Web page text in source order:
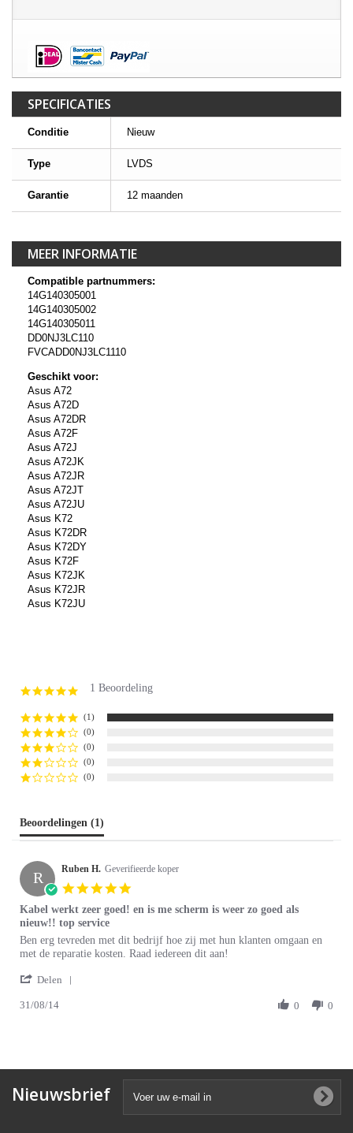
SPECIFICATIES
Conditie Nieuw
Type LVDS
Garantie 12 maanden
MEER INFORMATIE
Compatible partnummers:
14G140305001
14G140305002
14G140305011
DD0NJ3LC110
FVCADD0NJ3LC1110
Geschikt voor:
Asus A72
Asus A72D
Asus A72DR
Asus A72F
Asus A72J
Asus A72JK
Asus A72JR
Asus A72JT
Asus A72JU
Asus K72
Asus K72DR
Asus K72DY
Asus K72F
Asus K72JK
Asus K72JR
Asus K72JU
5.0
rating
1 Beoordeling
(1)
(0)
(0)
(0)
(0)
Beoordelingen (1)
R Ruben H. Geverifieerde koper
rating
Kabel werkt zeer goed! en is me scherm is weer zo goed als
nieuw!! top service
Review
by
H.
31
review
stating
werkt
goed!
weer
zo
Ben erg tevreden met dit bedrijf hoe zij met hun klanten omgaan en
met de reparatie kosten. Raad iedereen dit aan!
Delen
31
Aug
2014
31/08/14 0 0
Nieuwsbrief